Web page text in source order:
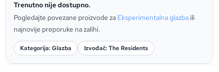
Trenutno nije dostupno.
Pogledajte povezane proizvode za Eksperimentalna glazba ili
najnovije preporuke na zalihi.
Kategorija: Glazba Izvođač: The Residents